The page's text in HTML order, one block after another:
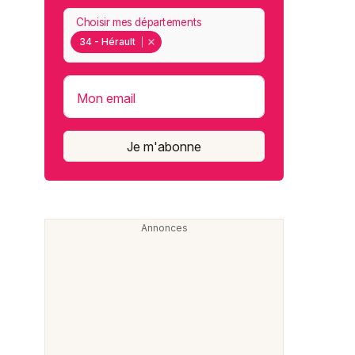
34 - Hérault
Choisir mes départements
Mon email
Je m'abonne